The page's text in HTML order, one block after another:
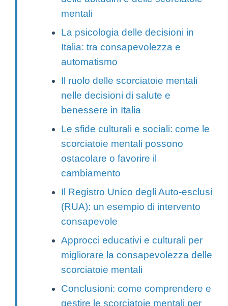
mentali
La psicologia delle decisioni in
Italia: tra consapevolezza e
automatismo
Il ruolo delle scorciatoie mentali
nelle decisioni di salute e
benessere in Italia
Le sfide culturali e sociali: come le
scorciatoie mentali possono
ostacolare o favorire il
cambiamento
Il Registro Unico degli Auto-esclusi
(RUA): un esempio di intervento
consapevole
Approcci educativi e culturali per
migliorare la consapevolezza delle
scorciatoie mentali
Conclusioni: come comprendere e
gestire le scorciatoie mentali per